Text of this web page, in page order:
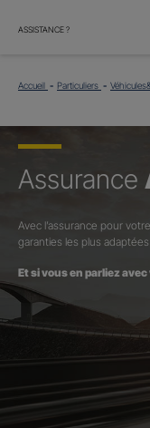
ASSISTANCE ?
Accueil Particuliers
Assurance
Avec l’assurance pour
garanties les plus
Et si vous en parliez